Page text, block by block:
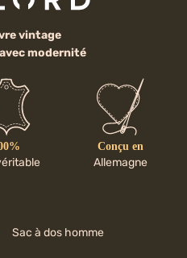
vintage
modernité
Conçu en
Allemagne
Sac à dos homme